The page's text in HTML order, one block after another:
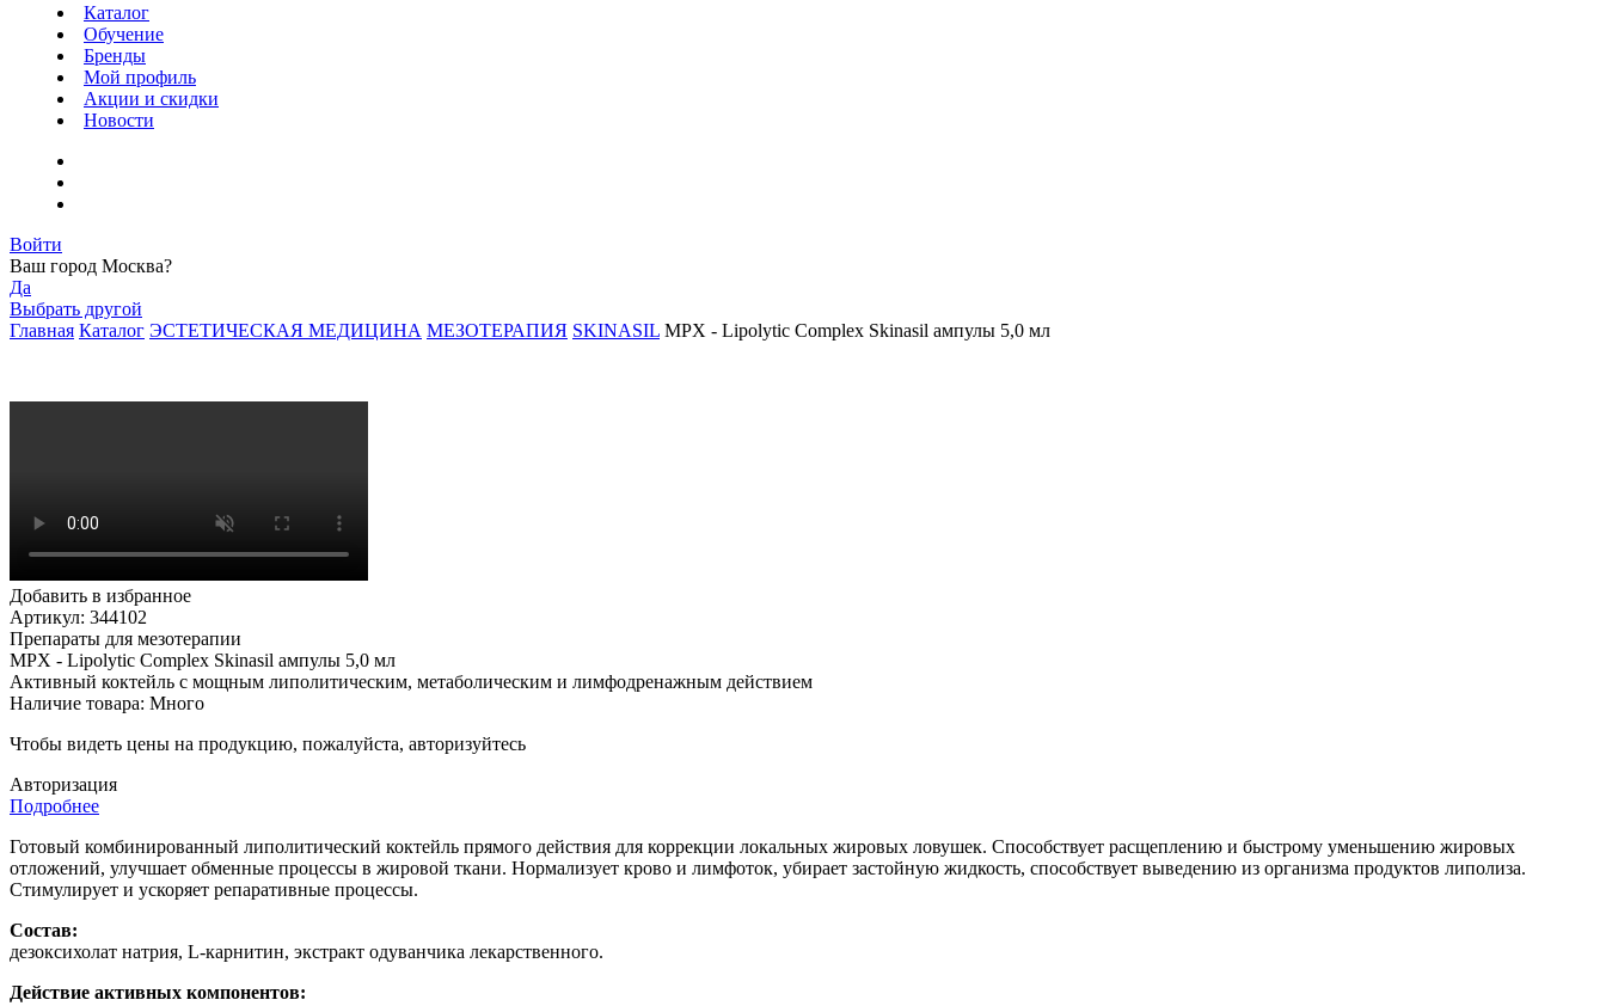
Каталог
Обучение
Бренды
Мой профиль
Акции и скидки
Новости
Войти
Ваш город Москва?
Да
Выбрать другой
Главная Каталог ЭСТЕТИЧЕСКАЯ МЕДИЦИНА МЕЗОТЕРАПИЯ SKINASIL MPX - Lipolytic Complex Skinasil ампулы 5,0 мл
Добавить в избранное
Артикул: 344102
Препараты для мезотерапии
MPX - Lipolytic Complex Skinasil ампулы 5,0 мл
Активный коктейль с мощным липолитическим, метаболическим и лимфодренажным действием
Наличие товара: Много
Чтобы видеть цены на продукцию, пожалуйста, авторизуйтесь
Авторизация
Подробнее
Готовый комбинированный липолитический коктейль прямого действия для коррекции локальных жировых ловушек. Cпособствует расщеплению и быстрому уменьшению жировых
отложений, улучшает обменные процессы в жировой ткани. Нормализует крово и лимфоток, убирает застойную жидкость, способствует выведению из организма продуктов липолиза.
Стимулирует и ускоряет репаративные процессы.
Состав:
дезоксихолат натрия, L-карнитин, экстракт одуванчика лекарственного.
Действие активных компонентов: